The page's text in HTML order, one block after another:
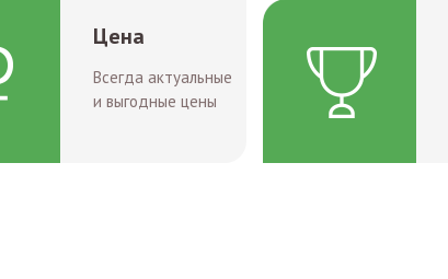
Цена
Всегда актуальные
и выгодные цены